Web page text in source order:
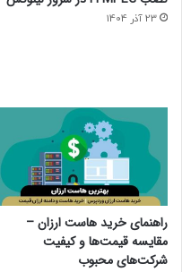
23 آذر 1404
راهنمای خرید هاست ارزان –
مقایسه قیمت‌ها و کیفیت
شرکت‌های محبوب